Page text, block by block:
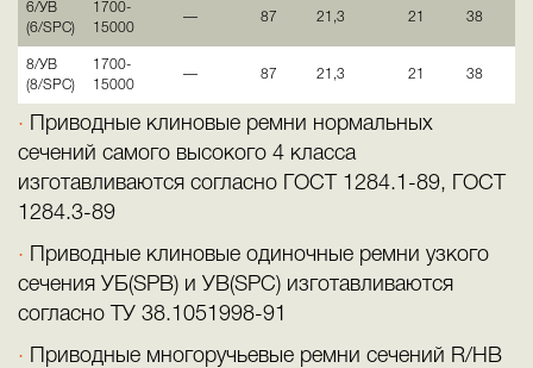
6/УВ
(6/SPC)
1700-
15000
— 87 21,3 21 38
8/УВ
(8/SPC)
1700-
15000
— 87 21,3 21 38
Приводные клиновые ремни нормальных
сечений самого высокого 4 класса
изготавливаются согласно ГОСТ 1284.1-89, ГОСТ
1284.3-89
Приводные клиновые одиночные ремни узкого
сечения УБ(SPB) и УB(SPC) изготавливаются
согласно ТУ 38.1051998-91
Приводные многоручьевые ремни сечений R/HB